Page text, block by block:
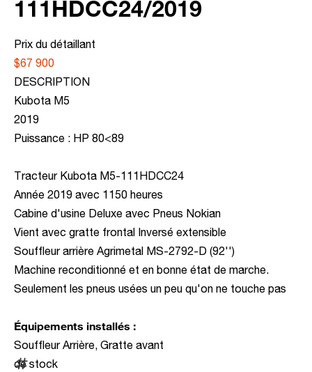
111HDCC24/2019
Prix du détaillant
$67 900
DESCRIPTION
Kubota M5
2019
Puissance : HP 80<89
Tracteur Kubota M5-111HDCC24
Année 2019 avec 1150 heures
Cabine d'usine Deluxe avec Pneus Nokian
Vient avec gratte frontal Inversé extensible
Souffleur arrière Agrimetal MS-2792-D (92'')
Machine reconditionné et en bonne état de marche.
Seulement les pneus usées un peu qu'on ne touche pas
Équipements installés :
Souffleur Arrière, Gratte avant
de stock